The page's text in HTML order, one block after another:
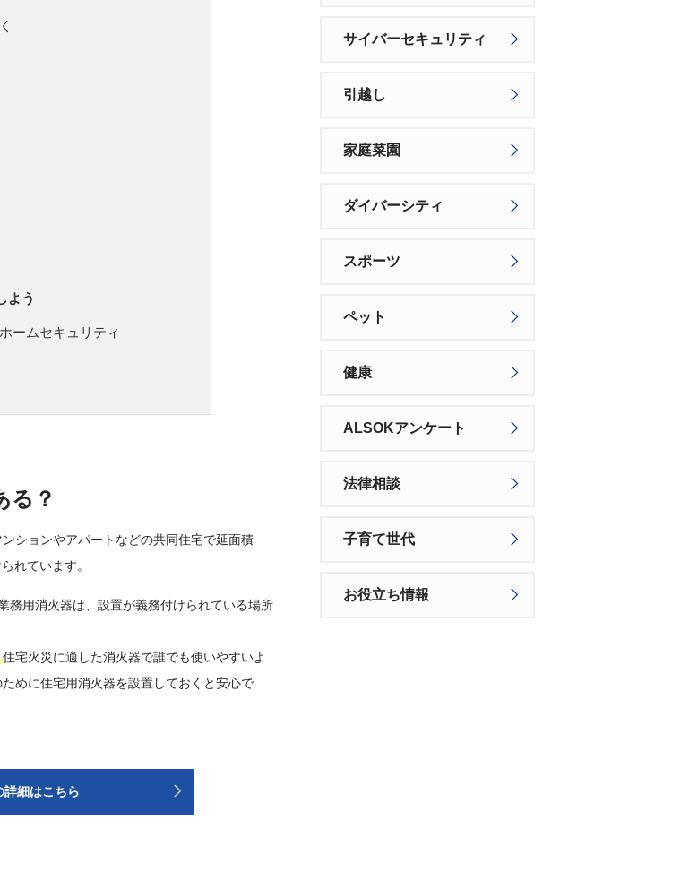
よう
ームセキュリティ
る？
ションやアパートなどの共同住宅で延面積
れています。
務用消火器は、設置が義務付けられている場所
住宅火災に適した消火器で誰でも使いやすいよ
めに住宅用消火器を設置しておくと安心で
細はこちら
サイバーセキュリティ
引越し
家庭菜園
ダイバーシティ
スポーツ
ペット
健康
ALSOKアンケート
法律相談
子育て世代
お役立ち情報